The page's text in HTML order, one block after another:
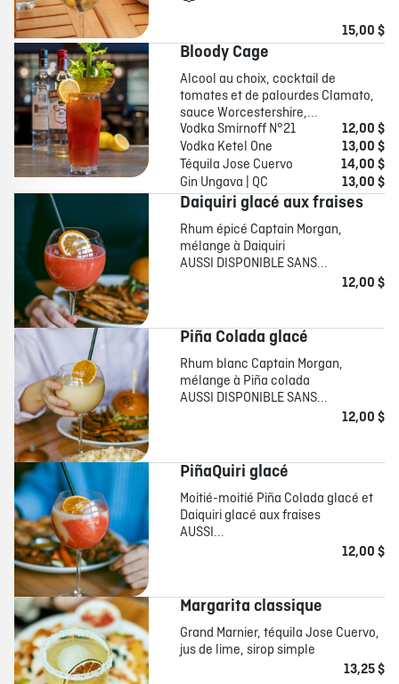
15,00 $
Bloody Cage
Alcool au choix, cocktail de
tomates et de palourdes Clamato,
sauce Worcestershire,...
Vodka Smirnoff N°21
12,00 $
Vodka Ketel One
13,00 $
Téquila Jose Cuervo
14,00 $
Gin Ungava | QC
13,00 $
Daiquiri glacé aux fraises
Rhum épicé Captain Morgan,
mélange à Daiquiri
AUSSI DISPONIBLE SANS...
12,00 $
Piña Colada glacé
Rhum blanc Captain Morgan,
mélange à Piña colada
AUSSI DISPONIBLE SANS...
12,00 $
PiñaQuiri glacé
Moitié-moitié Piña Colada glacé et
Daiquiri glacé aux fraises
AUSSI...
12,00 $
Margarita classique
Grand Marnier, téquila Jose Cuervo,
jus de lime, sirop simple
13,25 $